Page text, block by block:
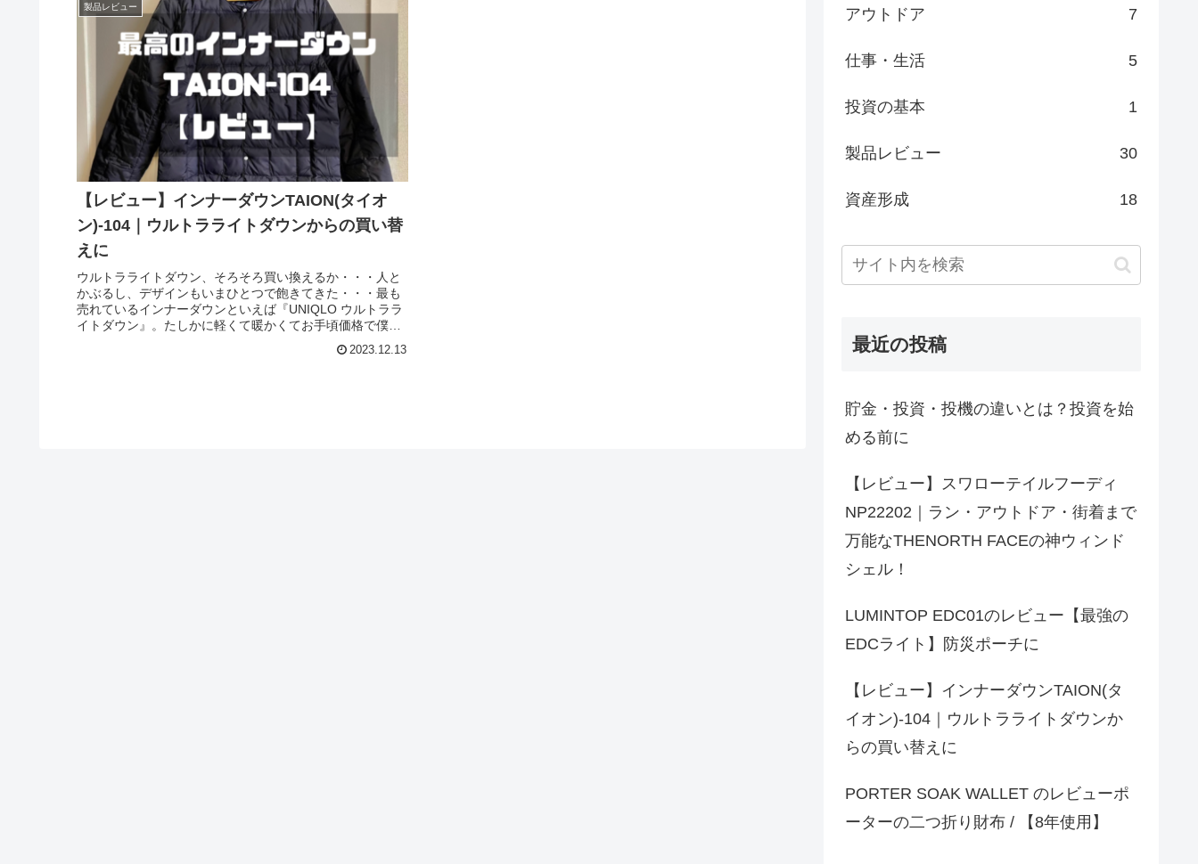
製品レビュー
【レビュー】インナーダウンTAION(タイオ
ン)-104｜ウルトラライトダウンからの買い替
えに
ウルトラライトダウン、そろそろ買い換えるか・・・人と
かぶるし、デザインもいまひとつで飽きてきた・・・最も
売れているインナーダウンといえば『UNIQLO ウルトララ
イトダウン』。たしかに軽くて暖かくてお手頃価格で僕自
2023.12.13
アウトドア 7
仕事・生活 5
投資の基本 1
製品レビュー 30
資産形成 18
最近の投稿
貯金・投資・投機の違いとは？投資を始
める前に
【レビュー】スワローテイルフーディ
NP22202｜ラン・アウトドア・街着まで
万能なTHENORTH FACEの神ウィンド
シェル！
LUMINTOP EDC01のレビュー【最強の
EDCライト】防災ポーチに
【レビュー】インナーダウンTAION(タ
イオン)-104｜ウルトラライトダウンか
らの買い替えに
PORTER SOAK WALLET のレビューポ
ーターの二つ折り財布 / 【8年使用】